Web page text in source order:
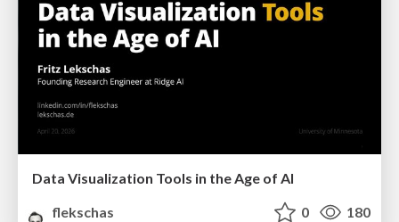
Data Visualization Tools in the Age of AI
flekschas
0 180